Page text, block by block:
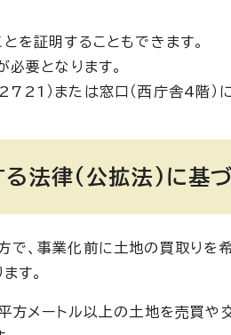
を証明することもできます。
要となります。
）または窓口（西庁舎4階）に
法律(公拡法)に基
、事業化前に土地の買取りを
す。
メートル以上の土地を売買や